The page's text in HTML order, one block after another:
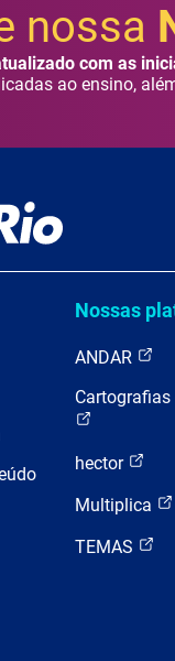
nossa
com as
ao ensino,
Nossas
ANDAR
Cartografias
hector
Multiplica
TEMAS